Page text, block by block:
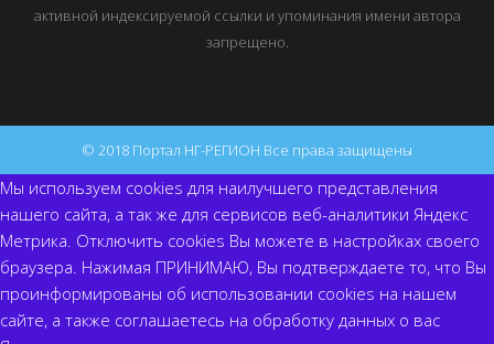
активной индексируемой ссылки и упоминания имени автора
запрещено.
© 2018 Портал НГ-РЕГИОН Все права защищены
Мы используем cookies для наилучшего представления
нашего сайта, а так же для сервисов веб-аналитики Яндекс
Метрика. Отключить cookies Вы можете в настройках своего
браузера. Нажимая ПРИНИМАЮ, Вы подтверждаете то, что Вы
проинформированы об использовании cookies на нашем
сайте, а также соглашаетесь на обработку данных о вас